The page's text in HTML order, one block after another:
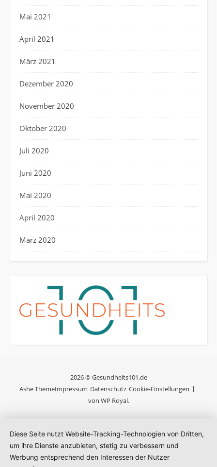
Mai 2021
April 2021
März 2021
Dezember 2020
November 2020
Oktober 2020
Juli 2020
Juni 2020
Mai 2020
April 2020
März 2020
2026 © Gesundheits101.de
Impressum Datenschutz Cookie-Einstellungen
Ashe Theme
von WP Royal.
Diese Seite nutzt Website-Tracking-Technologien von Dritten,
um ihre Dienste anzubieten, stetig zu verbessern und
Werbung entsprechend den Interessen der Nutzer